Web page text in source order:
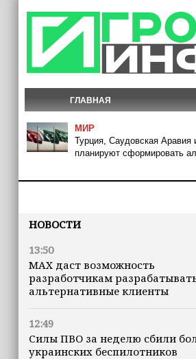
ГЛАВНАЯ
МИР
Турция, Саудовская Аравия
планируют сформировать
НОВОСТИ
13:50
MAX даст возможность
разработчикам
альтернативные клиенты
12:49
Силы ПВО за неделю сбили
украинских беспилотников